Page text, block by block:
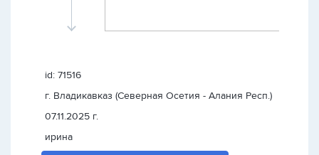
id: 71516
г. Владикавказ (Северная Осетия - Алания Респ.)
07.11.2025 г.
ирина